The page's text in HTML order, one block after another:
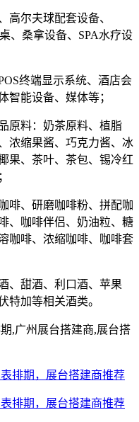
高尔夫球配套设备、
、桑拿设备、SPA水疗设
终端显示系统、酒店会
智能设备、媒体等；
原料：奶茶原料、植脂
浓缩果酱、巧克力酱、冰
果、茶叶、茶包、锡冷红
啡、研磨咖啡粉、拼配咖
、咖啡伴侣、奶油粒、糖
咖啡、浓缩咖啡、咖啡套
、甜酒、利口酒、苹果
特加等相关酒类。
,广州展台搭建商,展台搭
表排期，展台搭建商推荐
排期，展台搭建商推荐